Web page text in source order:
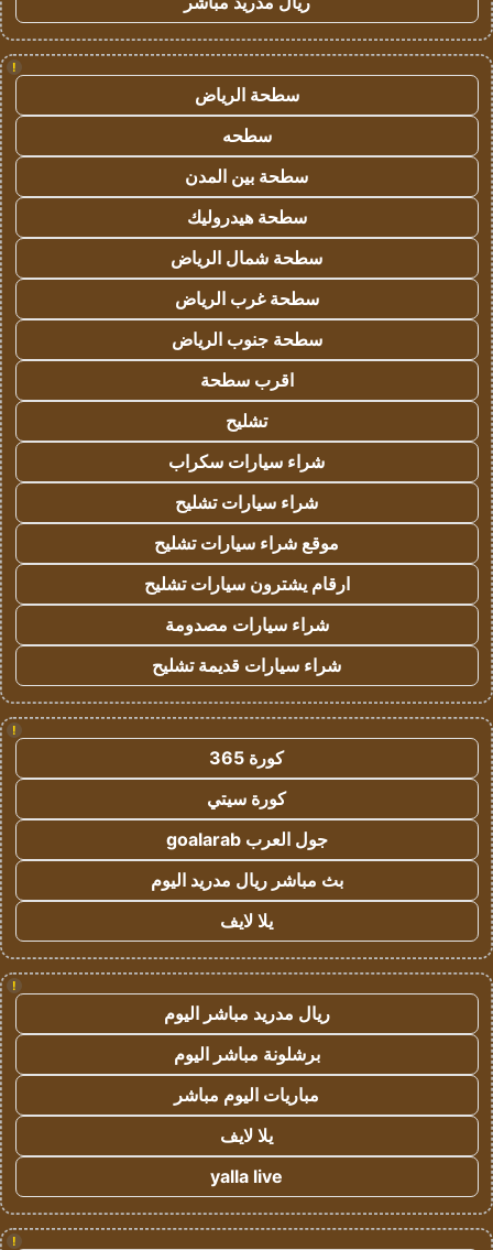
!
سطحة الرياض
سطحه
سطحة بين المدن
سطحة هيدروليك
سطحة شمال الرياض
سطحة غرب الرياض
سطحة جنوب الرياض
اقرب سطحة
تشليح
شراء سيارات سكراب
شراء سيارات تشليح
موقع شراء سيارات تشليح
ارقام يشترون سيارات تشليح
شراء سيارات مصدومة
شراء سيارات قديمة تشليح
!
كورة 365
كورة سيتي
جول العرب goalarab
بث مباشر ريال مدريد اليوم
يلا لايف
!
ريال مدريد مباشر اليوم
برشلونة مباشر اليوم
مباريات اليوم مباشر
يلا لايف
yalla live
!